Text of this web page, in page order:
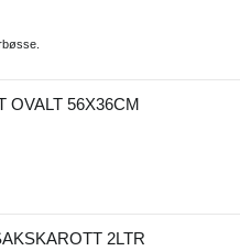
OVALT 56X36CM
2LTR